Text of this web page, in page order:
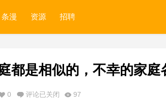
条漫 资源 招聘
都是相似的，不幸的家庭
0 评论已关闭 97